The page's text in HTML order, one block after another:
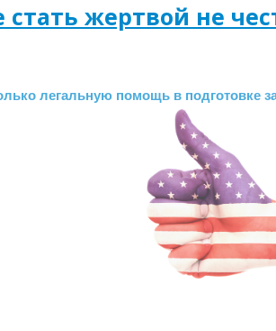
стать жертвой не
легальную помощь в подготовке